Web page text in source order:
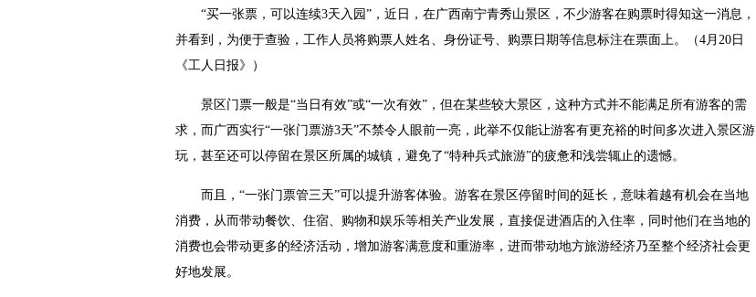
“买一张票，可以连续3天入园”，近日，在广西南宁青秀山景区，不少游客在购票时得知这一消息，
并看到，为便于查验，工作人员将购票人姓名、身份证号、购票日期等信息标注在票面上。（4月20日
《工人日报》）
景区门票一般是“当日有效”或“一次有效”，但在某些较大景区，这种方式并不能满足所有游客的需
求，而广西实行“一张门票游3天”不禁令人眼前一亮，此举不仅能让游客有更充裕的时间多次进入景区游
玩，甚至还可以停留在景区所属的城镇，避免了“特种兵式旅游”的疲惫和浅尝辄止的遗憾。
而且，“一张门票管三天”可以提升游客体验。游客在景区停留时间的延长，意味着越有机会在当地
消费，从而带动餐饮、住宿、购物和娱乐等相关产业发展，直接促进酒店的入住率，同时他们在当地的
消费也会带动更多的经济活动，增加游客满意度和重游率，进而带动地方旅游经济乃至整个经济社会更
好地发展。